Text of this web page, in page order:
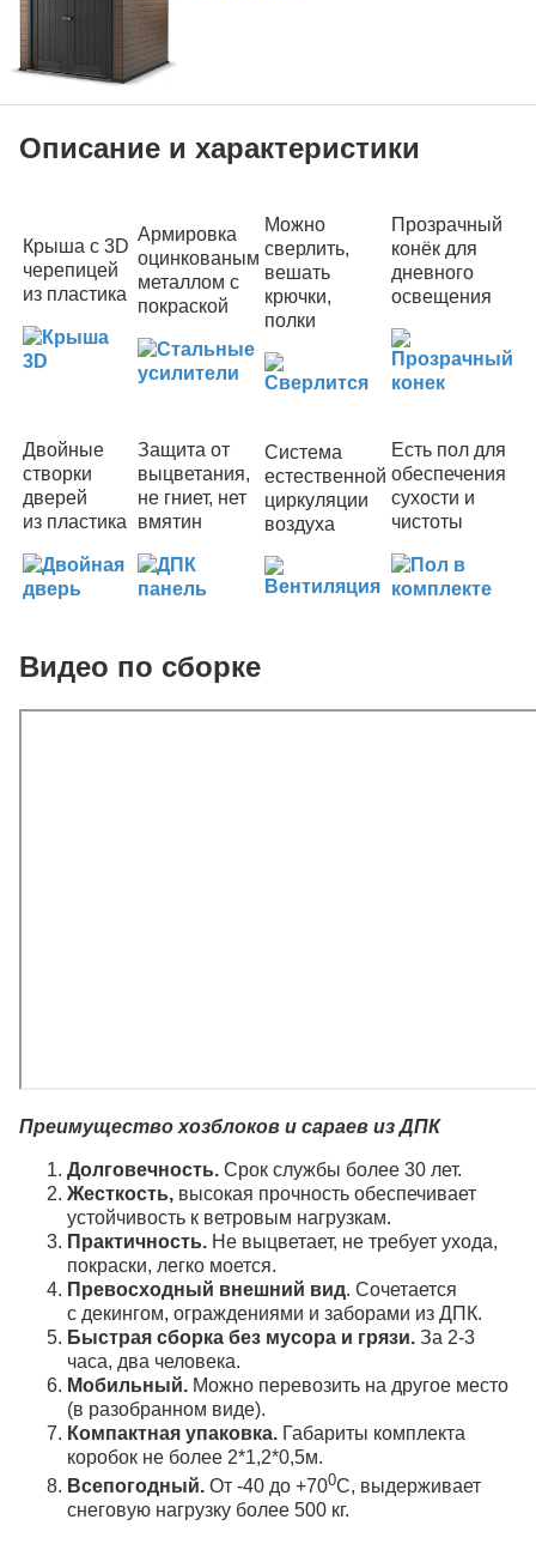
Описание и характеристики
Крыша с 3D
черепицей
из пластика
Армировка
оцинкованым
металлом с
покраской
Можно
сверлить,
вешать
крючки,
полки
Прозрачный
конёк для
дневного
освещения
Двойные
створки
дверей
из пластика
Защита от
выцветания,
не гниет, нет
вмятин
Система
естественной
циркуляции
воздуха
Есть пол для
обеспечения
сухости и
чистоты
Видео по сборке
Преимущество хозблоков и сараев из ДПК
Долговечность. Срок службы более 30 лет.
Жесткость, высокая прочность обеспечивает
устойчивость к ветровым нагрузкам.
Практичность. Не выцветает, не требует ухода,
покраски, легко моется.
Превосходный внешний вид. Сочетается
с декингом, ограждениями и заборами из ДПК.
Быстрая сборка без мусора и грязи. За 2-3
часа, два человека.
Мобильный. Можно перевозить на другое место
(в разобранном виде).
Компактная упаковка. Габариты комплекта
коробок не более 2*1,2*0,5м.
Всепогодный. От -40 до +700С, выдерживает
снеговую нагрузку более 500 кг.